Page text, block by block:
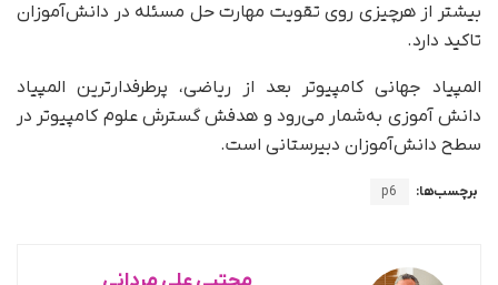
بیشتر از هرچیزی روی تقویت مهارت حل مسئله در دانش‌آموزان
تاکید دارد.
المپیاد جهانی کامپیوتر بعد از ریاضی، پرطرفدارترین المپیاد
دانش آموزی به‌شمار می‌رود و هدفش گسترش علوم کامپیوتر در
سطح دانش‌آموزان دبیرستانی است.
برچسب‌ها: p6